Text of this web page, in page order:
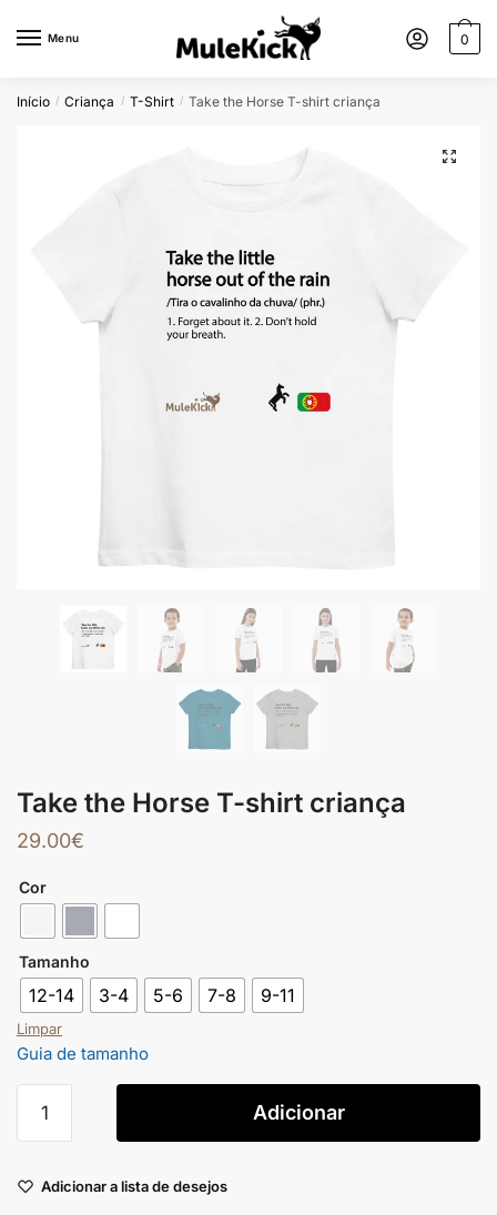
Menu 0
Início / Criança / T-Shirt / Take the Horse T-shirt criança
🔍
Take the Horse T-shirt criança
29.00€
Cor
Tamanho
12-14 3-4 5-6 7-8 9-11
Limpar
Guia de tamanho
Adicionar
Adicionar a lista de desejos